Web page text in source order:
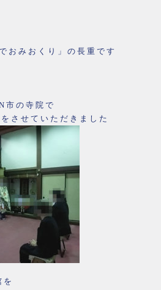
おみおくり」の長重です
市の寺院で
させていただきました
を